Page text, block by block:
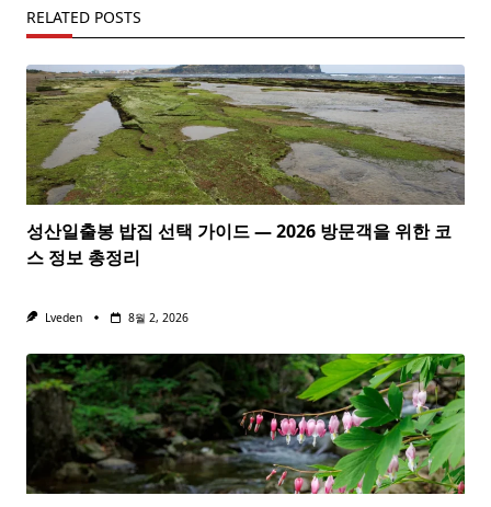
RELATED POSTS
성산일출봉 밥집 선택 가이드 — 2026 방문객을 위한 코
스 정보 총정리
Lveden 8월 2, 2026